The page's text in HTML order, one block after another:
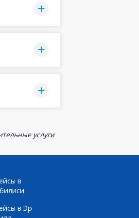
услуги
в
в Эр-